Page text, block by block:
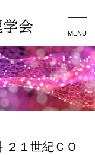
MENU
２１世紀ＣＯ